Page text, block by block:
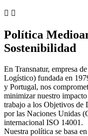
 
Política
Sostenibilidad
En Transnatur, empresa
Logístico) fundada en
y Portugal, nos
minimizar nuestro
trabajo a los Objetivos de
por las Naciones Unidas
internacional ISO 14001.
Nuestra política se basa